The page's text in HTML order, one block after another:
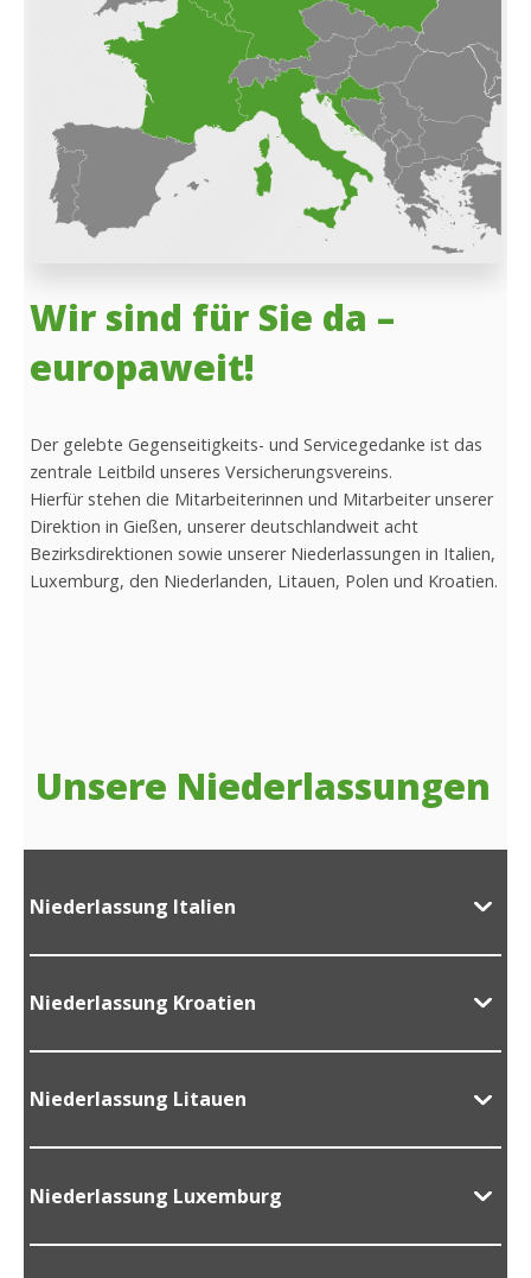
Wir sind für Sie da –
europaweit!
Der gelebte Gegenseitigkeits- und Servicegedanke ist das
zentrale Leitbild unseres Versicherungsvereins.
Hierfür stehen die Mitarbeiterinnen und Mitarbeiter unserer
Direktion in Gießen, unserer deutschlandweit acht
Bezirksdirektionen sowie unserer Niederlassungen in Italien,
Luxemburg, den Niederlanden, Litauen, Polen und Kroatien.
Unsere Niederlassungen
Niederlassung Italien
Niederlassung Kroatien
Niederlassung Litauen
Niederlassung Luxemburg